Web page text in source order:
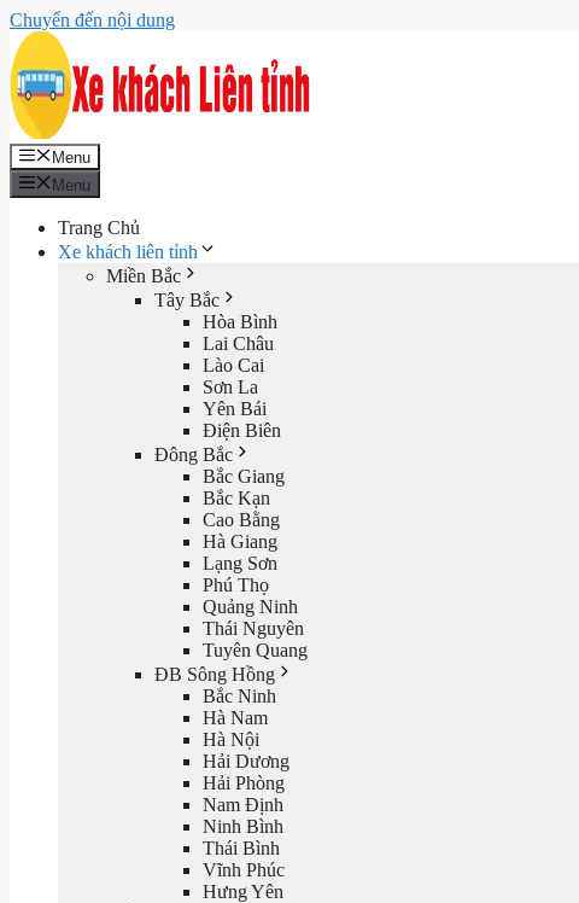
Chuyển đến nội dung
Menu
Menu
Trang Chủ
Xe khách liên tỉnh
Miền Bắc
Tây Bắc
Hòa Bình
Lai Châu
Lào Cai
Sơn La
Yên Bái
Điện Biên
Đông Bắc
Bắc Giang
Bắc Kạn
Cao Bằng
Hà Giang
Lạng Sơn
Phú Thọ
Quảng Ninh
Thái Nguyên
Tuyên Quang
ĐB Sông Hồng
Bắc Ninh
Hà Nam
Hà Nội
Hải Dương
Hải Phòng
Nam Định
Ninh Bình
Thái Bình
Vĩnh Phúc
Hưng Yên